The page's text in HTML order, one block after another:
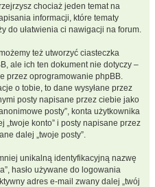
chociaż jeden temat na
informacji, które tematy
do ułatwienia ci nawigacji na forum.
też utworzyć ciasteczka
ale ich ten dokument nie dotyczy –
przez oprogramowanie phpBB.
o tobie, to dane wysyłane przez
posty napisane przez ciebie jako
posty”, konta użytkownika
„twoje konto” i posty napisane przez
dalej „twoje posty”.
unikalną identyfikacyjną nazwę
hasło używane do logowania
adres e-mail zwany dalej „twój